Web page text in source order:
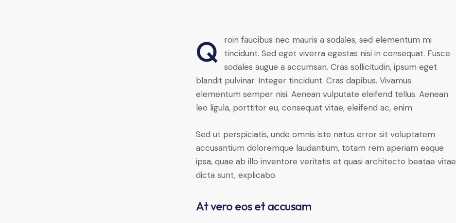
Qroin faucibus nec mauris a sodales, sed elementum mi
tincidunt. Sed eget viverra egestas nisi in consequat. Fusce
sodales augue a accumsan. Cras sollicitudin, ipsum eget
blandit pulvinar. Integer tincidunt. Cras dapibus. Vivamus
elementum semper nisi. Aenean vulputate eleifend tellus. Aenean
leo ligula, porttitor eu, consequat vitae, eleifend ac, enim.
Sed ut perspiciatis, unde omnis iste natus error sit voluptatem
accusantium doloremque laudantium, totam rem aperiam eaque
ipsa, quae ab illo inventore veritatis et quasi architecto beatae vitae
dicta sunt, explicabo.
At vero eos et accusam